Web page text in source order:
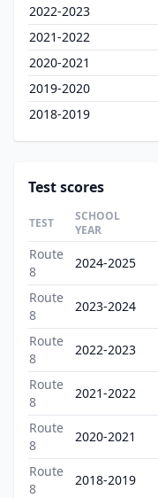
2022-2023
2021-2022
2020-2021
2019-2020
2018-2019
Test scores
TEST
SCHOOL
YEAR
Route
8
2024-2025
Route
8
2023-2024
Route
8
2022-2023
Route
8
2021-2022
Route
8
2020-2021
Route
8
2018-2019